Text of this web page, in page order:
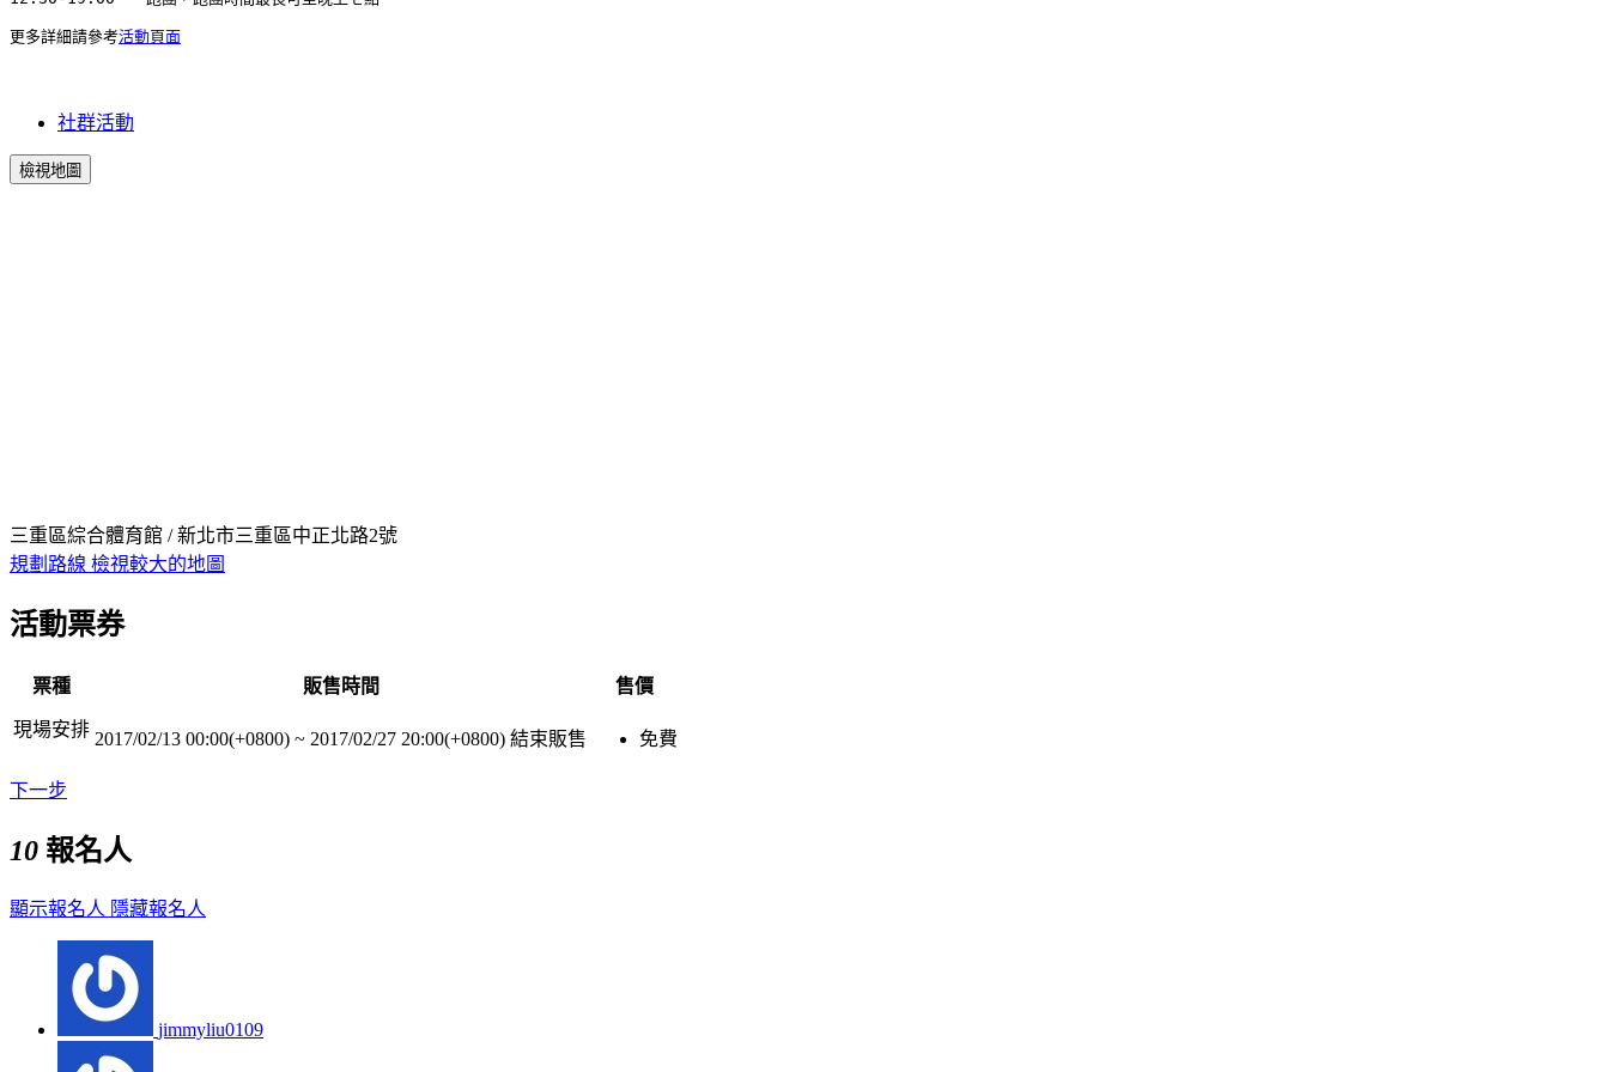
更多詳細請參考活動頁面
社群活動
檢視地圖
三重區綜合體育館 / 新北市三重區中正北路2號
規劃路線 檢視較大的地圖
活動票券
票種 販售時間 售價
現場安排 2017/02/13 00:00(+0800) ~ 2017/02/27 20:00(+0800) 結束販售 免費
下一步
10 報名人
顯示報名人 隱藏報名人
jimmyliu0109